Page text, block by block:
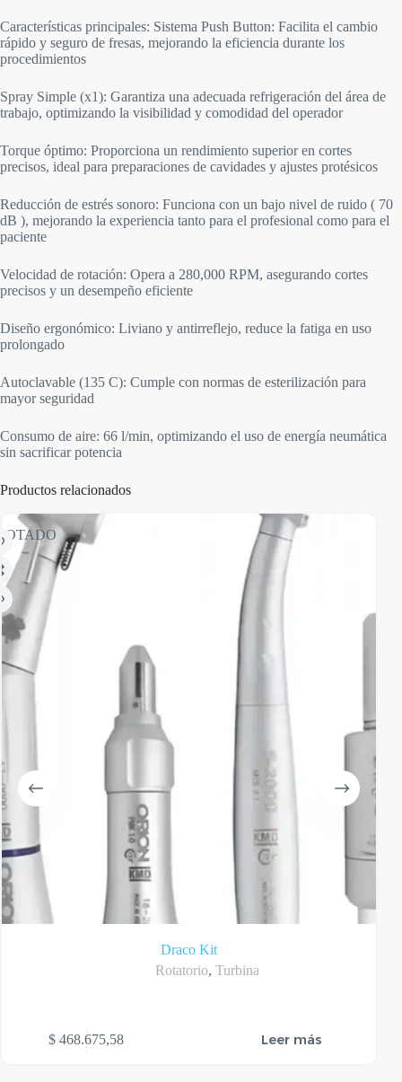
Características principales: Sistema Push Button: Facilita el cambio
rápido y seguro de fresas, mejorando la eficiencia durante los
procedimientos
Spray Simple (x1): Garantiza una adecuada refrigeración del área de
trabajo, optimizando la visibilidad y comodidad del operador
Torque óptimo: Proporciona un rendimiento superior en cortes
precisos, ideal para preparaciones de cavidades y ajustes protésicos
Reducción de estrés sonoro: Funciona con un bajo nivel de ruido ( 70
dB ), mejorando la experiencia tanto para el profesional como para el
paciente
Velocidad de rotación: Opera a 280,000 RPM, asegurando cortes
precisos y un desempeño eficiente
Diseño ergonómico: Liviano y antirreflejo, reduce la fatiga en uso
prolongado
Autoclavable (135 C): Cumple con normas de esterilización para
mayor seguridad
Consumo de aire: 66 l/min, optimizando el uso de energía neumática
sin sacrificar potencia
Productos relacionados
Draco Kit
Rotatorio, Turbina
$ 468.675,58 Leer más